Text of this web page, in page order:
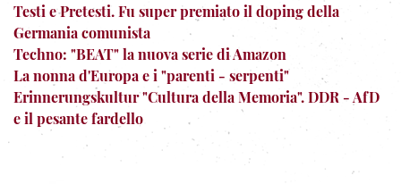
Testi e Pretesti. Fu super premiato il doping della
Germania comunista
Techno: "BEAT" la nuova serie di Amazon
La nonna d'Europa e i "parenti - serpenti"
Erinnerungskultur "Cultura della Memoria". DDR - AfD
e il pesante fardello